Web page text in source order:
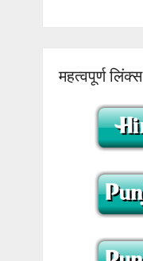
महत्वपूर्ण लिंक्स